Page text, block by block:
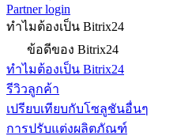
Partner login
ทำไมต้องเป็น Bitrix24
ข้อดีของ Bitrix24
ทำไมต้องเป็น Bitrix24
รีวิวลูกค้า
เปรียบเทียบกับโซลูชันอื่นๆ
การปรับแต่งผลิตภัณฑ์